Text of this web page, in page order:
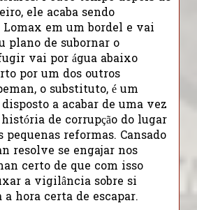
ele acaba sendo
em um bordel e vai
plano de subornar o
vai por água abaixo
por um dos outros
o substituto, é um
a acabar de uma vez
de corrupção do lugar
pequenas reformas. Cansado
resolve se engajar nos
certo de que com isso
a vigilância sobre si
a hora certa de escapar.